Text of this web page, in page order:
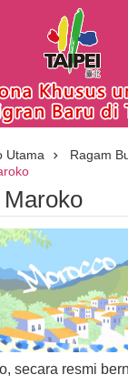
utama
Utama Ragam
secara resmi